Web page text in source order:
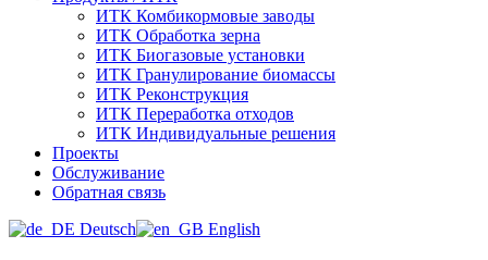
ИТК Комбикормовые заводы
ИТК Обработка зерна
ИТК Биогазовые установки
ИТК Гранулирование биомассы
ИТК Реконструкция
ИТК Переработка отходов
ИТК Индивидуальные решения
Проекты
Обслуживание
Обратная связь
Deutsch
English